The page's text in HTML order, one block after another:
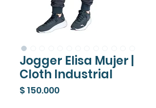
Jogger Elisa Mujer |
Cloth Industrial
$ 150.000Precio